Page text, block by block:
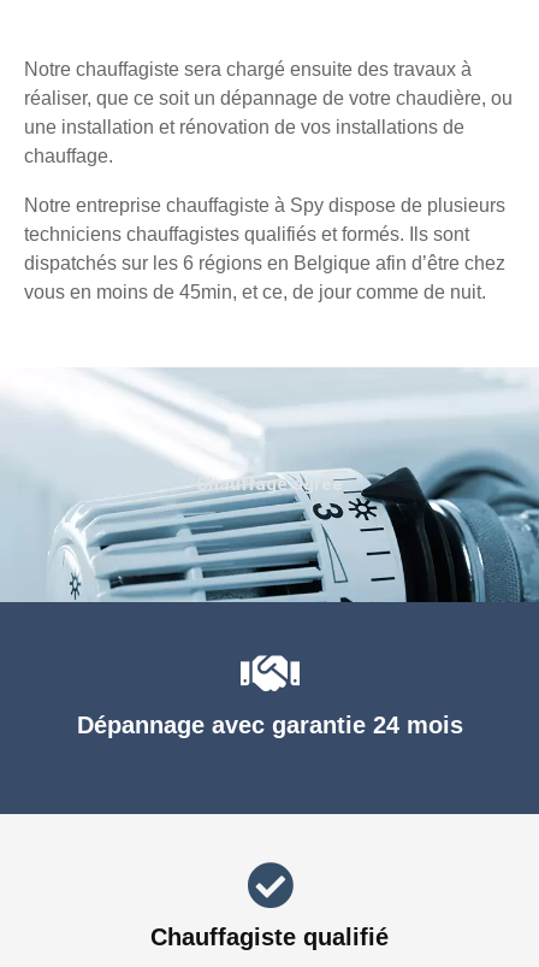
Notre chauffagiste sera chargé ensuite des travaux à
réaliser, que ce soit un dépannage de votre chaudière, ou
une installation et rénovation de vos installations de
chauffage.
Notre entreprise chauffagiste à Spy dispose de plusieurs
techniciens chauffagistes qualifiés et formés. Ils sont
dispatchés sur les 6 régions en Belgique afin d’être chez
vous en moins de 45min, et ce, de jour comme de nuit.
Dépannage avec garantie 24 mois
Chauffagiste qualifié
Chauffage agréé